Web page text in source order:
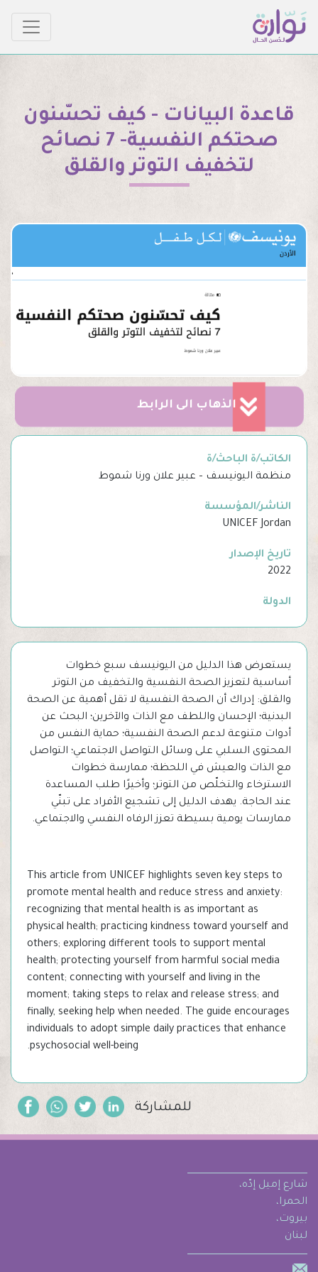
قاعدة البيانات - كيف تحسّنون
صحتكم النفسية- 7 نصائح
لتخفيف التوتر والقلق
الذهاب الى الرابط
الكاتب/ة الباحث/ة
منظمة اليونيسف – عبير علان ورنا شموط
الناشر/المؤسسة
UNICEF Jordan
تاريخ الإصدار
2022
الدولة
يستعرض هذا الدليل من اليونيسف سبع خطوات
أساسية لتعزيز الصحة النفسية والتخفيف من التوتر
والقلق: إدراك أن الصحة النفسية لا تقل أهمية عن الصحة
البدنية؛ الإحسان واللطف مع الذات والآخرين؛ البحث عن
أدوات متنوعة لدعم الصحة النفسية؛ حماية النفس من
المحتوى السلبي على وسائل التواصل الاجتماعي؛ التواصل
مع الذات والعيش في اللحظة؛ ممارسة خطوات
الاسترخاء والتخلّص من التوتر؛ وأخيرًا طلب المساعدة
عند الحاجة. يهدف الدليل إلى تشجيع الأفراد على تبنّي
ممارسات يومية بسيطة تعزز الرفاه النفسي والاجتماعي.
This article from UNICEF highlights seven key steps to
promote mental health and reduce stress and anxiety:
recognizing that mental health is as important as
physical health; practicing kindness toward yourself and
others; exploring different tools to support mental
health; protecting yourself from harmful social media
content; connecting with yourself and living in the
moment; taking steps to relax and release stress; and
finally, seeking help when needed. The guide encourages
individuals to adopt simple daily practices that enhance
psychosocial well-being.
للمشاركة
شارع إميل إدّه،
الحمرا،
بيروت،
لبنان